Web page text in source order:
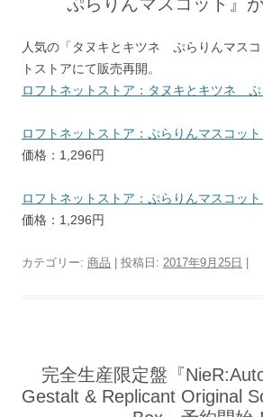
人気の「タヌキとキツネ ぷらりんマスコ
トストアにて販売再開。
ロフトネットストア：タヌキとキツネ ぷ
ロフトネットストア：ぷらりんマスコッ
価格：1,296円
ロフトネットストア：ぷらりんマスコッ
価格：1,296円
カテゴリー: 商品 | 投稿日: 2017年9月25日
完全生産限定盤『
Gestalt & Replicant Original